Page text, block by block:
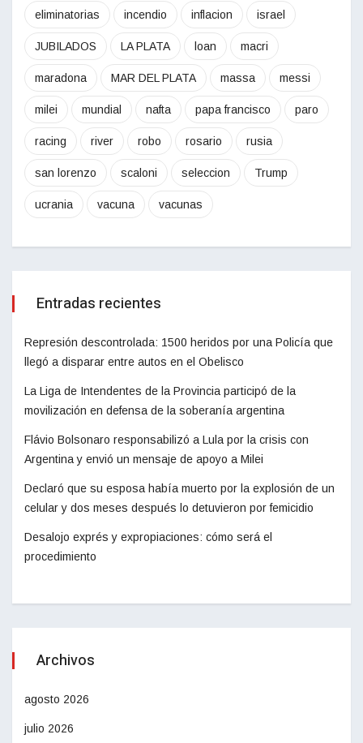
eliminatorias incendio inflacion israel
JUBILADOS LA PLATA loan macri
maradona MAR DEL PLATA massa messi
milei mundial nafta papa francisco paro
racing river robo rosario rusia
san lorenzo scaloni seleccion Trump
ucrania vacuna vacunas
Entradas recientes
Represión descontrolada: 1500 heridos por una Policía que
llegó a disparar entre autos en el Obelisco
La Liga de Intendentes de la Provincia participó de la
movilización en defensa de la soberanía argentina
Flávio Bolsonaro responsabilizó a Lula por la crisis con
Argentina y envió un mensaje de apoyo a Milei
Declaró que su esposa había muerto por la explosión de un
celular y dos meses después lo detuvieron por femicidio
Desalojo exprés y expropiaciones: cómo será el
procedimiento
Archivos
agosto 2026
julio 2026